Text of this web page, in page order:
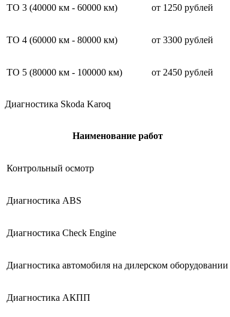
ТО 3 (40000 км - 60000 км) от 1250 рублей
ТО 4 (60000 км - 80000 км) от 3300 рублей
ТО 5 (80000 км - 100000 км) от 2450 рублей
Диагностика Skoda Karoq
Наименование работ
Контрольный осмотр
Диагностика ABS
Диагностика Check Engine
Диагностика автомобиля на дилерском оборудовании
Диагностика АКПП